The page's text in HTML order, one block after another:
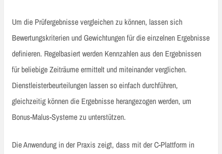
Um die Prüfergebnisse vergleichen zu können, lassen sich
Bewertungskriterien und Gewichtungen für die einzelnen Ergebnisse
definieren. Regelbasiert werden Kennzahlen aus den Ergebnissen
für beliebige Zeiträume ermittelt und miteinander verglichen.
Dienstleisterbeurteilungen lassen so einfach durchführen,
gleichzeitig können die Ergebnisse herangezogen werden, um
Bonus-Malus-Systeme zu unterstützen.
Die Anwendung in der Praxis zeigt, dass mit der C-Plattform in